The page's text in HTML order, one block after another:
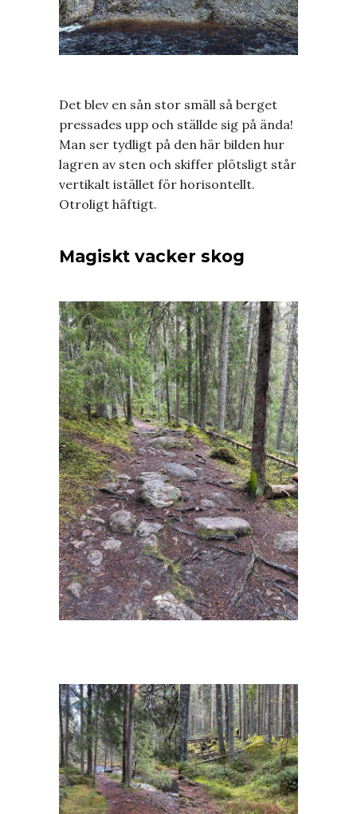
Det blev en sån stor smäll så berget
pressades upp och ställde sig på ända!
Man ser tydligt på den här bilden hur
lagren av sten och skiffer plötsligt står
vertikalt istället för horisontellt.
Otroligt häftigt.
Magiskt vacker skog